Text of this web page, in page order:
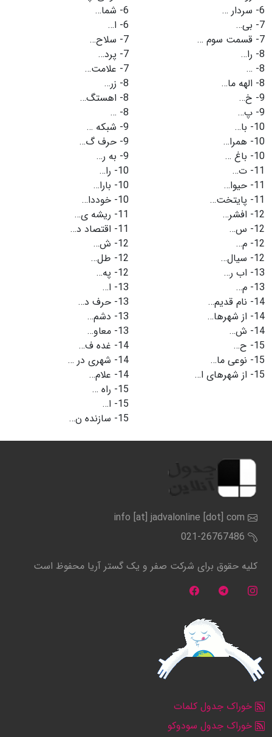
6- سردار …
7- بی…
7- قسمت سوم …
8- را…
8-
…
8- الهه ما…
9- خ…
9- پ…
10- با…
10- همرا…
10- باغ …
11- ت…
11- حیوا…
11- پایتخت…
12- افشر…
12- س…
12- م…
12- سیال…
13- اب ر…
13- م…
14- نام قدیم…
14- از شهرها…
14- ش…
15- ح…
15- نوعی ما…
15- از شهرهای ا…
6- شما…
6- ا…
7- سلاح…
7- پرد…
7- علامت…
8- زر…
8- اهستگ…
8-
…
9- شبکه …
9- حرف گ…
9- به ر…
10- را…
10- بارا…
10- خوددا…
11- ریشه ی…
11- اقتصاد د…
12- ش…
12- طل…
12- په…
13- ا…
13- حرف د…
13- دشم…
13- معاو…
14- غده ف…
14- شهری در …
14- علام…
15- راه …
15- ا…
15- سازنده ن…
info [at] jadvalonline [dot] com
021-26767486
کلیه حقوق برای شرکت صفر و یک گستر آریا محفوظ است
خوراک جدول کلمات
خوراک جدول سودوکو